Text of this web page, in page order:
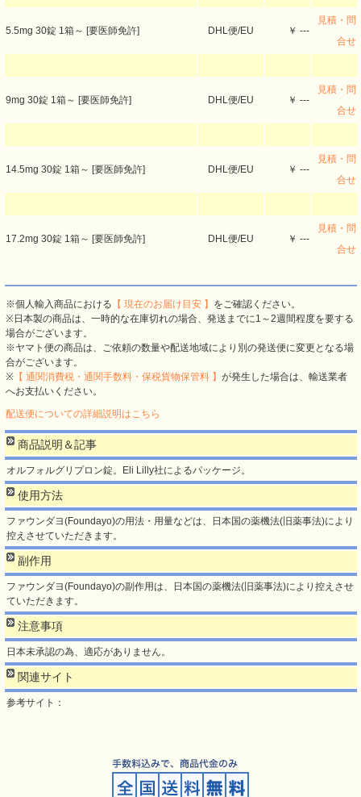
5.5mg 30錠 1箱～ [要医師免許] DHL便/EU ￥ ---
見積・問
合せ
9mg 30錠 1箱～ [要医師免許] DHL便/EU ￥ ---
見積・問
合せ
14.5mg 30錠 1箱～ [要医師免許] DHL便/EU ￥ ---
見積・問
合せ
17.2mg 30錠 1箱～ [要医師免許] DHL便/EU ￥ ---
見積・問
合せ
※個人輸入商品における 【 現在のお届け目安 】 をご確認ください。
※日本製の商品は、一時的な在庫切れの場合、発送までに1～2週間程度を要する
場合がございます。
※ヤマト便の商品は、ご依頼の数量や配送地域により別の発送便に変更となる場
合がございます。
※ 【 通関消費税・通関手数料・保税貨物保管料 】 が発生した場合は、輸送業者
へお支払いください。
配送便についての詳細説明はこちら
商品説明＆記事
オルフォルグリプロン錠。Eli Lilly社によるパッケージ。
使用方法
ファウンダヨ(Foundayo)の用法・用量などは、日本国の薬機法(旧薬事法)により
控えさせていただきます。
副作用
ファウンダヨ(Foundayo)の副作用は、日本国の薬機法(旧薬事法)により控えさせ
ていただきます。
注意事項
日本未承認の為、適応がありません。
関連サイト
参考サイト：